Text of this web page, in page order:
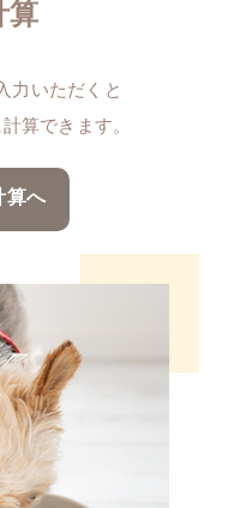
算
力いただくと
算できます。
算へ